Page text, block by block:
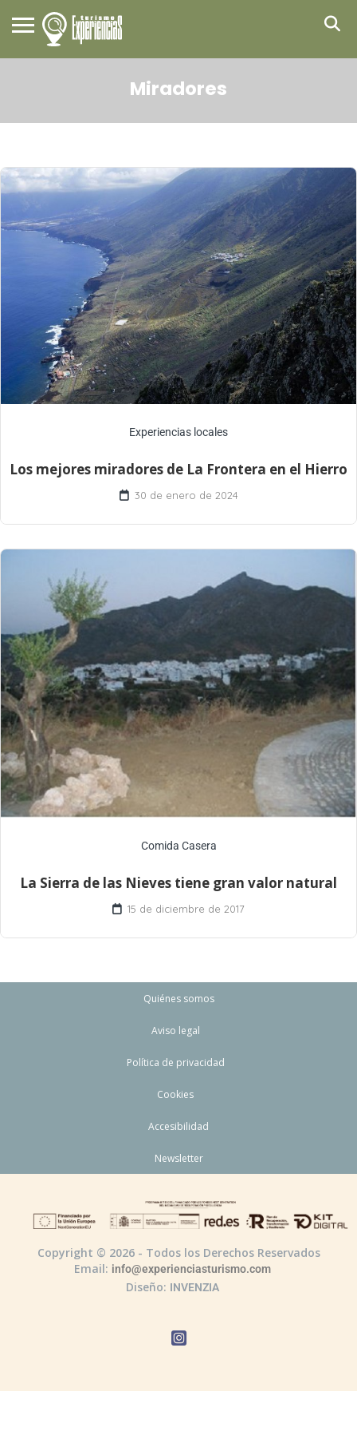
Miradores
Experiencias locales
Los mejores miradores de La Frontera en el Hierro
30 de enero de 2024
Comida Casera
La Sierra de las Nieves tiene gran valor natural
15 de diciembre de 2017
Quiénes somos
Aviso legal
Política de privacidad
Cookies
Accesibilidad
Newsletter
Copyright © 2026 - Todos los Derechos Reservados
Email: info@experienciasturismo.com
Diseño: INVENZIA